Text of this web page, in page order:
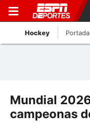
Hockey Portada
Mundial
campeonas